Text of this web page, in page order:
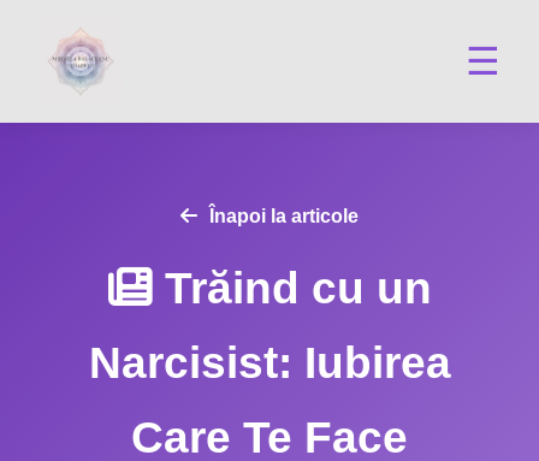
☰
Înapoi la articole
Trăind cu un
Narcisist: Iubirea
Care Te Face